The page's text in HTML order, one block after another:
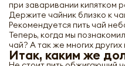
при заваривании кипятком
Держите чайник близко к
Рекомендуется пить чай
Теперь, когда мы
чай? А так же многих
Итак, каким же